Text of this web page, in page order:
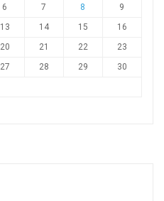
6 7 8
9
13 14 15
16
20 21 22
23
27 28 29
30